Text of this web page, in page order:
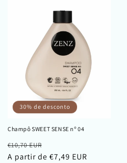
30% de desconto
Champô SWEET SENSE nº 04
Preço
normal
€10,70 EUR
de
A partir de €7,49 EUR